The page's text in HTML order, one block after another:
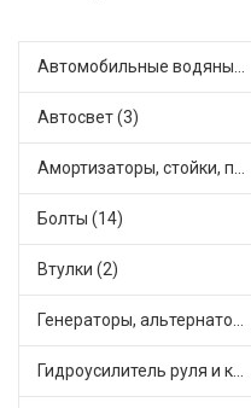
Автомобильные водяные насосы (3)
Автосвет (3)
Амортизаторы, стойки, подушки стоек (18)
Болты (14)
Втулки (2)
Генераторы, альтернаторы и комплектующие (1)
Гидроусилитель руля и комплектующие (1)